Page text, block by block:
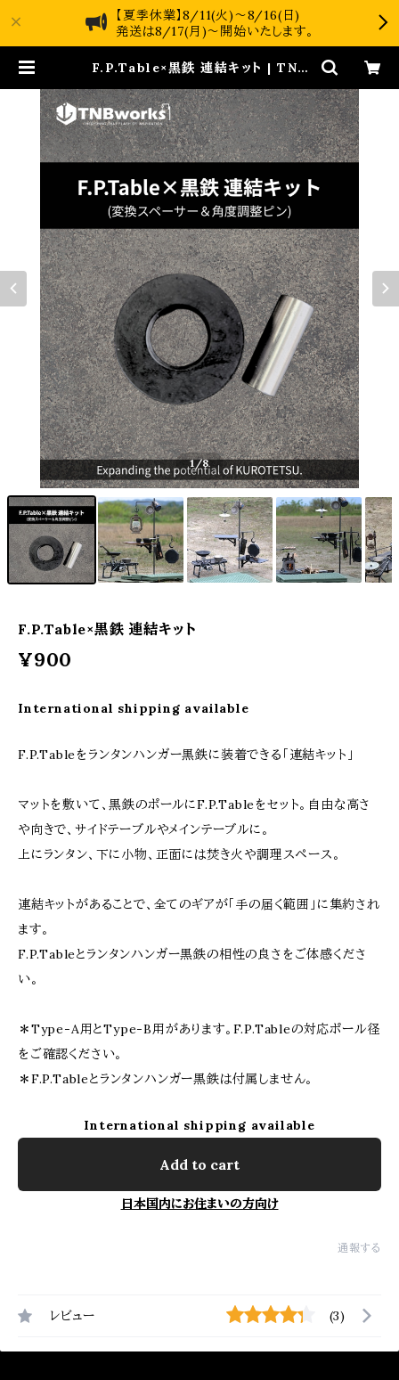
【夏季休業】8/11(火)～8/16(日)
発送は8/17(月)～開始いたします。
F.P.Table×黒鉄 連結キット | TNB
1/8
F.P.Table×黒鉄 連結キット
¥900
International shipping available
F.P.Tableをランタンハンガー黒鉄に装着できる「連結キット」
マットを敷いて、黒鉄のポールにF.P.Tableをセット。自由な高さ
や向きで、サイドテーブルやメインテーブルに。
上にランタン、下に小物、正面には焚き火や調理スペース。
連結キットがあることで、全てのギアが「手の届く範囲」に集約され
ます。
F.P.Tableとランタンハンガー黒鉄の相性の良さをご体感くださ
い。
＊Type-A用とType-B用があります。F.P.Tableの対応ポール径
をご確認ください。
＊F.P.Tableとランタンハンガー黒鉄は付属しません。
International shipping available
Add to cart
日本国内にお住まいの方向け
通報する
レビュー (3)